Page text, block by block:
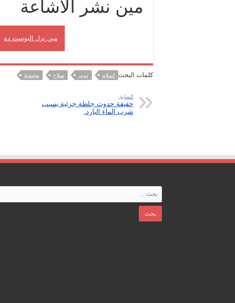
مين نشر الاشاعة
مين نزل البوست ده
كلمات البحث اسلام تويتر صلاح مجنونة
السابق
حقيقة حدوث جلطة جزئية بسبب
شرب الماء البارد.